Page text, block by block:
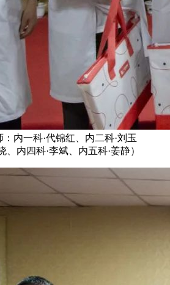
：内一科·代锦红、内二科·刘玉
、内四科·李斌、内五科·姜静）